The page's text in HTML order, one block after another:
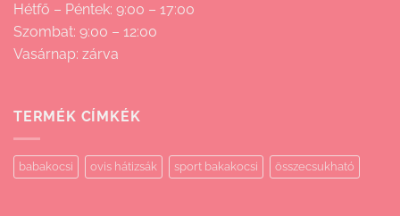
Hétfő – Péntek: 9:00 – 17:00
Szombat: 9:00 – 12:00
Vasárnap: zárva
TERMÉK CÍMKÉK
babakocsi ovis hátizsák sport bakakocsi összecsukható